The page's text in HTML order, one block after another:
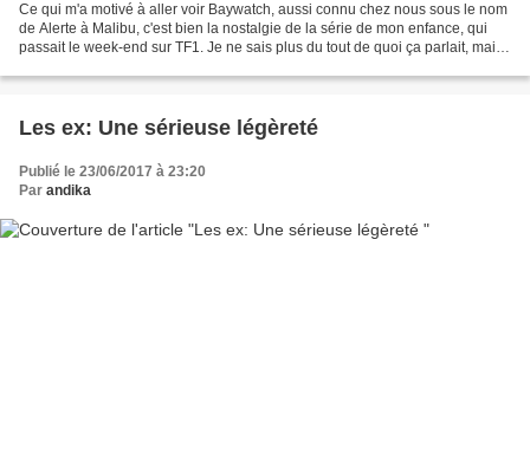
Ce qui m'a motivé à aller voir Baywatch, aussi connu chez nous sous le nom
de Alerte à Malibu, c'est bien la nostalgie de la série de mon enfance, qui
passait le week-end sur TF1. Je ne sais plus du tout de quoi ça parlait, mais
Les ex: Une sérieuse légèreté
Publié le 23/06/2017 à 23:20
Par andika